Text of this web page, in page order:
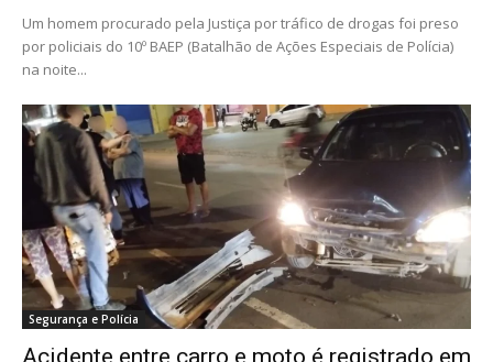
Um homem procurado pela Justiça por tráfico de drogas foi preso
por policiais do 10º BAEP (Batalhão de Ações Especiais de Polícia)
na noite...
Segurança e Polícia
Acidente entre carro e moto é registrado em